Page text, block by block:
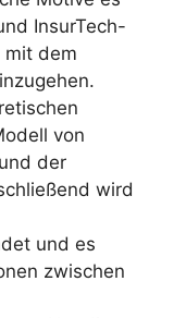
InsurTech-
mit dem
von
der
wird
und es
zwischen